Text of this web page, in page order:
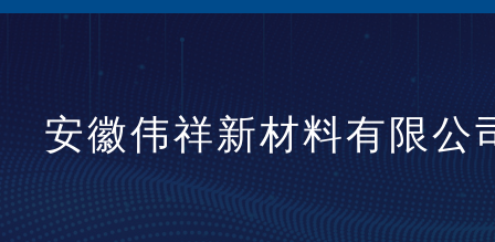
安徽伟祥新材料有限公